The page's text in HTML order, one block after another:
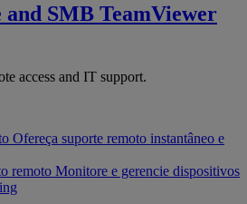
and SMB TeamViewer
access and IT support.
Ofereça suporte remoto instantâneo e
remoto Monitore e gerencie dispositivos